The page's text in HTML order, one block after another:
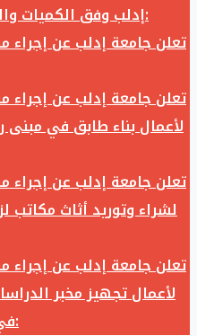
إدلب وفق الكميات والمواصفات المحددة أدناه:
تعلن جامعة إدلب عن إجراء
تعلن جامعة إدلب عن إجراء
لأعمال بناء طابق في
تعلن جامعة إدلب عن إجراء
لشراء وتوريد أثاث مكاتب
تعلن جامعة إدلب عن إجراء
لأعمال تجهيز مخبر
في جامعة ادلب وفق الآتي: